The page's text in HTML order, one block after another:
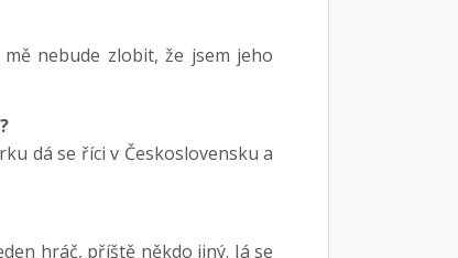
nebude zlobit, že jsem jeho
dá se říci v Československu a
hráč, příště někdo jiný. Já se